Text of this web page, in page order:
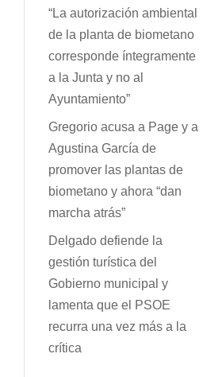
“La autorización ambiental
de la planta de biometano
corresponde íntegramente
a la Junta y no al
Ayuntamiento”
Gregorio acusa a Page y a
Agustina García de
promover las plantas de
biometano y ahora “dan
marcha atrás”
Delgado defiende la
gestión turística del
Gobierno municipal y
lamenta que el PSOE
recurra una vez más a la
crítica